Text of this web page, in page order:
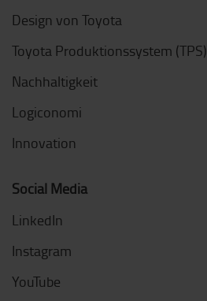
Design von Toyota
Toyota Produktionssystem (TPS)
Nachhaltigkeit
Logiconomi
Innovation
Social Media
LinkedIn
Instagram
YouTube